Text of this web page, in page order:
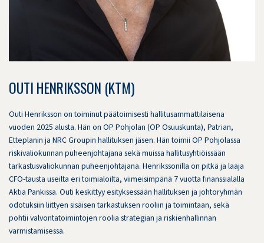
OUTI HENRIKSSON (KTM)
Outi Henriksson on toiminut päätoimisesti hallitusammattilaisena
vuoden 2025 alusta. Hän on OP Pohjolan (OP Osuuskunta), Patrian,
Etteplanin ja NRC Groupin hallituksen jäsen. Hän toimii OP Pohjolassa
riskivaliokunnan puheenjohtajana sekä muissa hallitusyhtiöissään
tarkastusvaliokunnan puheenjohtajana. Henrikssonilla on pitkä ja laaja
CFO-tausta useilta eri toimialoilta, viimeisimpänä 7 vuotta finanssialalla
Aktia Pankissa. Outi keskittyy esityksessään hallituksen ja johtoryhmän
odotuksiin liittyen sisäisen tarkastuksen rooliin ja toimintaan, sekä
pohtii valvontatoimintojen roolia strategian ja riskienhallinnan
varmistamisessa.